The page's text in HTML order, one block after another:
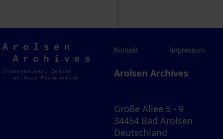
Arolsen
Archives
Kontakt Impressum
Arolsen Archives
Große Allee 5 - 9
34454 Bad Arolsen
Deutschland